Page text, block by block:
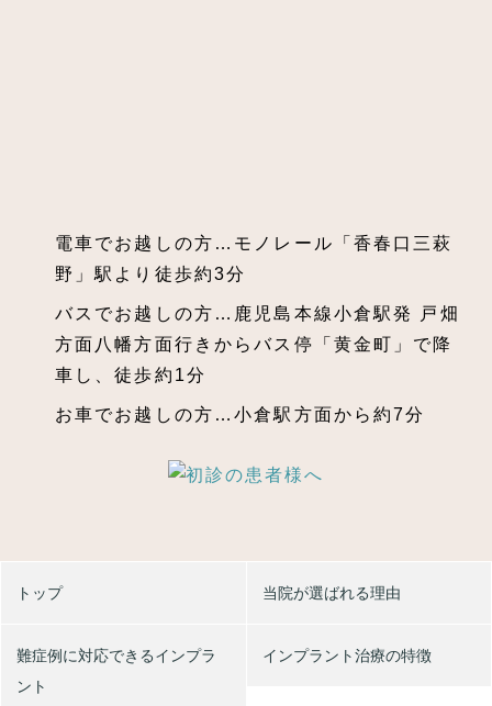
電車でお越しの方…モノレール「香春口三萩
野」駅より徒歩約3分
バスでお越しの方…鹿児島本線小倉駅発 戸畑
方面八幡方面行きからバス停「黄金町」で降
車し、徒歩約1分
お車でお越しの方…小倉駅方面から約7分
トップ 当院が選ばれる理由
難症例に対応できるインプラ
ント
インプラント治療の特徴